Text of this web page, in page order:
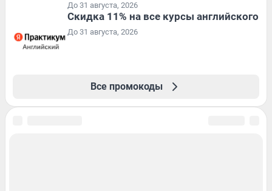
До 31 августа, 2026
Скидка 11% на все курсы английского
До 31 августа, 2026
Все промокоды